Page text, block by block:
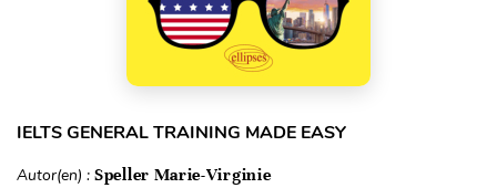
IELTS GENERAL TRAINING MADE EASY
Autor(en) : Speller Marie-Virginie